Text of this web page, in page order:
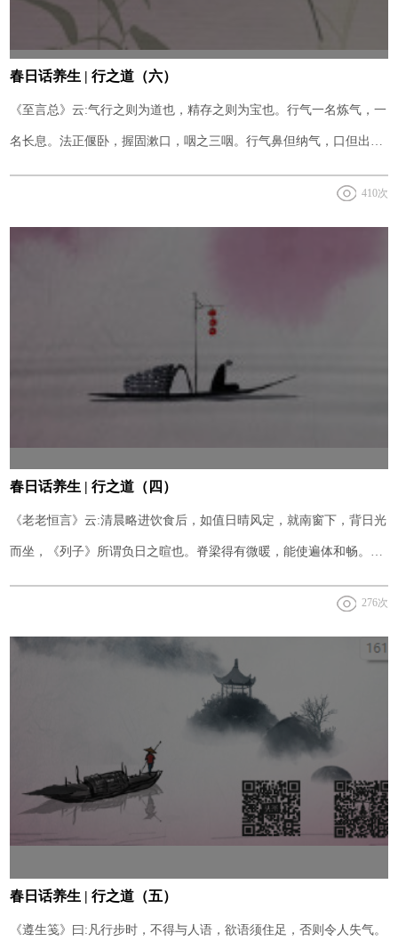
春日话养生 | 行之道（六）
《至言总》云:气行之则为道也，精存之则为宝也。行气一名炼气，一
名长息。法正偃卧，握固漱口，咽之三咽。行气鼻但纳气，口但出
气，徐缩鼻引之，莫极满，极满则难还。
410次
春日话养生 | 行之道（四）
《老老恒言》云:清晨略进饮食后，如值日晴风定，就南窗下，背日光
而坐，《列子》所谓负日之暄也。脊梁得有微暖，能使遍体和畅。日
为太阳之精，其光壮人阳气，极为补益。过午阴气渐长，日光减暖，
276次
春日话养生 | 行之道（五）
《遵生笺》曰:凡行步时，不得与人语，欲语须住足，否则令人失气。